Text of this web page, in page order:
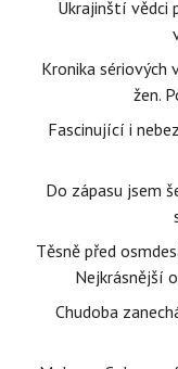
Ukrajinští vědci
Kronika sériových
žen.
Fascinující i
Do zápasu jsem
Těsně před
Nejkrásnější
Chudoba